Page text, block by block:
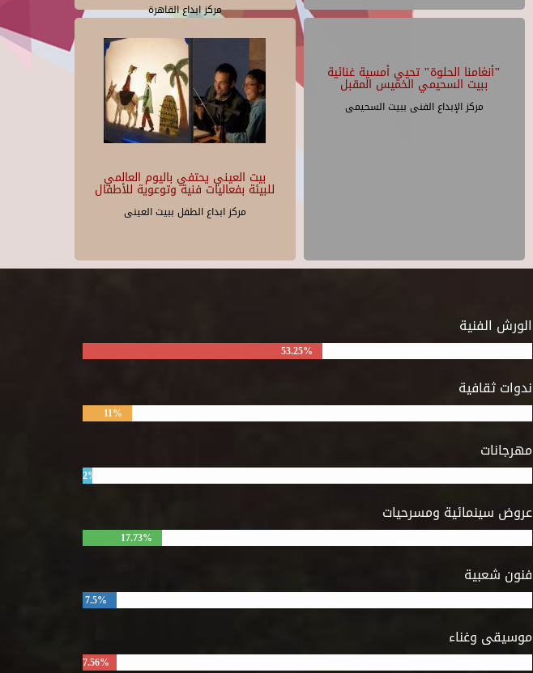
مركز ابداع القاهرة
بيت العيني يحتفي باليوم العالمي
للبيئة بفعاليات فنية وتوعوية للأطفال
مركز ابداع الطفل ببيت العينى
"أنغامنا الحلوة" تحيي أمسية غنائية
ببيت السحيمي الخميس المقبل
مركز الإبداع الفنى ببيت السحيمى
الورش الفنية
53.25%
ندوات ثقافية
11%
مهرجانات
2%
عروض سينمائية ومسرحيات
17.73%
فنون شعبية
7.5%
موسيقى وغناء
7.56%